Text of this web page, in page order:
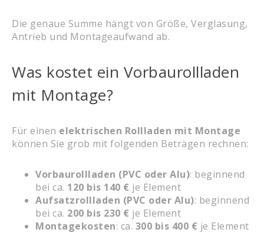
Die genaue Summe hängt von Größe, Verglasung,
Antrieb und Montageaufwand ab.
Was kostet ein Vorbaurollladen
mit Montage?
Für einen elektrischen Rollladen mit Montage
können Sie grob mit folgenden Beträgen rechnen:
Vorbaurollladen (PVC oder Alu): beginnend
bei ca. 120 bis 140 € je Element
Aufsatzrollladen (PVC oder Alu): beginnend
bei ca. 200 bis 230 € je Element
Montagekosten: ca. 300 bis 400 € je Element